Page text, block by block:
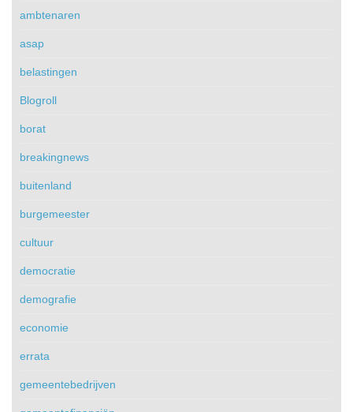
ambtenaren
asap
belastingen
Blogroll
borat
breakingnews
buitenland
burgemeester
cultuur
democratie
demografie
economie
errata
gemeentebedrijven